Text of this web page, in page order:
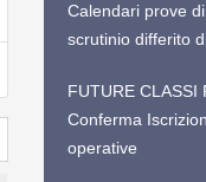
Calendari prove
scrutinio differito
FUTURE CLASSI
Conferma
operative